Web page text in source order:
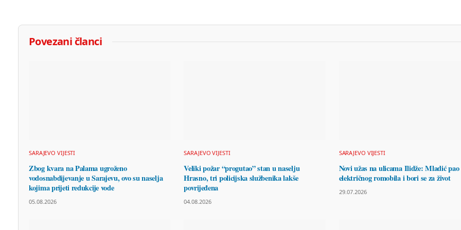
Povezani članci
SARAJEVO VIJESTI
Zbog kvara na Palama ugroženo
vodosnabdijevanje u Sarajevu, ovo su naselja
kojima prijeti redukcije vode
05.08.2026
SARAJEVO VIJESTI
Veliki požar “progutao” stan u naselju
Hrasno, tri policijska službenika lakše
povrijeđena
04.08.2026
SARAJEVO VIJESTI
Novi užas na ulicama Ilidže: Mladić pao
električnog romobila i bori se za život
29.07.2026